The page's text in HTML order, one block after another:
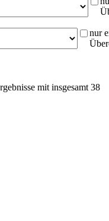
nur
mit insgesamt 38